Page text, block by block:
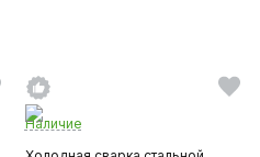
Наличие